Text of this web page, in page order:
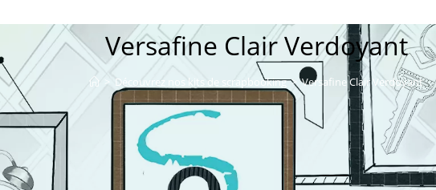
Versafine Clair Verdoyant
> Découvrez nos kits de scrapbooking > Versafine Clair Verdoyant